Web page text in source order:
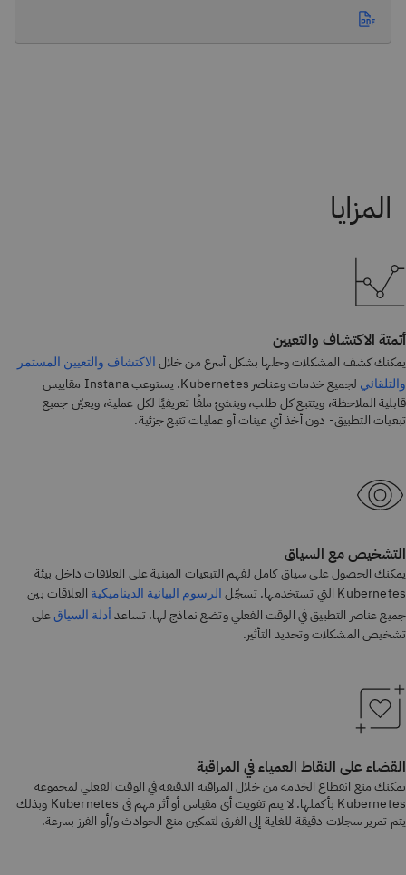
أتمتة الاكتشاف والتعيين
يمكنك كشف المشكلات وحلها بشكل أسرع من خلال الاكتشاف والتعيين المستمر
والتلقائي
لجميع خدمات وعناصر Kubernetes. يستوعب Instana مقاييس
قابلية الملاحظة، ويتتبع كل طلب، وينشئ ملفًا تعريفيًا لكل عملية، ويعيّن جميع
تبعيات التطبيق- دون أخذ أي عينات أو عمليات تتبع جزئية.
التشخيص مع السياق
يمكنك الحصول على سياق كامل لفهم التبعيات المبنية على العلاقات داخل بيئة
Kubernetes التي تستخدمها. تسجّل
الرسوم البيانية الديناميكية العلاقات بين
جميع عناصر التطبيق في الوقت الفعلي وتضع نماذج لها. تساعد أدلة السياقعلى
تشخيص المشكلات وتحديد التأثير.
القضاء على النقاط العمياء في المراقبة
يمكنك منع انقطاع الخدمة من خلال المراقبة الدقيقة في الوقت الفعلي لمجموعة
Kubernetes بأكملها. لا يتم تفويت أي مقياس أو أثر مهم في Kubernetes وبذلك
يتم تمرير سجلات دقيقة للغاية إلى الفرق لتمكين منع الحوادث و/أو الفرز بسرعة.